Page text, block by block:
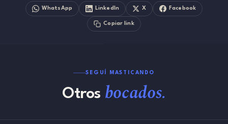
WhatsApp LinkedIn X Facebook
Copiar link
SEGUÍ MASTICANDO
Otros bocados.